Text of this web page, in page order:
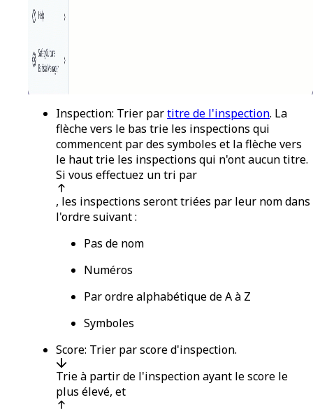
Inspection: Trier partitre de l'inspection. La
flèche vers le bas trie les inspections qui
commencent par des symboles et la flèche vers
le haut trie les inspections qui n'ont aucun titre.
Si vous effectuez un tri par
, les inspections seront triées par leur nom dans
l'ordre suivant :
Pas de nom
Numéros
Par ordre alphabétique de A à Z
Symboles
Score: Trier par score d'inspection.
Trie à partir de l'inspection ayant le score le
plus élevé, et